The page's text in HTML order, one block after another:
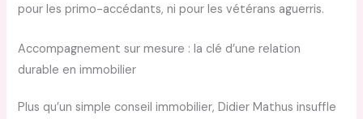
pour les primo-accédants, ni pour les vétérans aguerris.
Accompagnement sur mesure : la clé d’une relation
durable en immobilier
Plus qu’un simple conseil immobilier, Didier Mathus insuffle